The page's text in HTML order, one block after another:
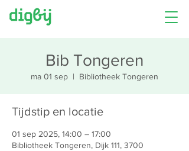
Bib Tongeren
ma 01 sep
  |
Bibliotheek Tongeren
Tijdstip en locatie
01 sep 2025, 14:00 – 17:00
Bibliotheek Tongeren, Dijk 111, 3700